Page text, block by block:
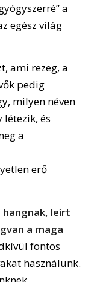
a
egész világ
ami rezeg, a
pedig
milyen néven
létezik, és
a
erő
leírt
a maga
fontos
használunk.